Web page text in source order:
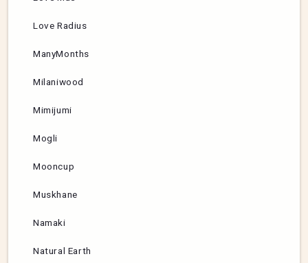
Love Radius
ManyMonths
Milaniwood
Mimijumi
Mogli
Mooncup
Muskhane
Namaki
Natural Earth